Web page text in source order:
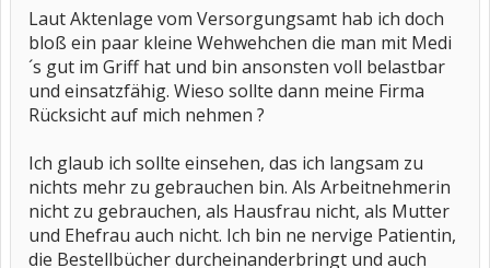
Laut Aktenlage vom Versorgungsamt hab ich doch
bloß ein paar kleine Wehwehchen die man mit Medi
´s gut im Griff hat und bin ansonsten voll belastbar
und einsatzfähig. Wieso sollte dann meine Firma
Rücksicht auf mich nehmen ?
Ich glaub ich sollte einsehen, das ich langsam zu
nichts mehr zu gebrauchen bin. Als Arbeitnehmerin
nicht zu gebrauchen, als Hausfrau nicht, als Mutter
und Ehefrau auch nicht. Ich bin ne nervige Patientin,
die Bestellbücher durcheinanderbringt und auch